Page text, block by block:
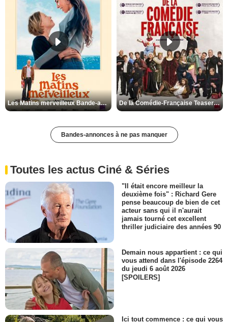
Les Matins merveilleux Bande-annonce VF De la Comédie-Française Teaser VF
Bandes-annonces à ne pas manquer
Toutes les actus Ciné & Séries
"Il était encore meilleur la
deuxième fois" : Richard Gere
pense beaucoup de bien de cet
acteur sans qui il n'aurait
jamais tourné cet excellent
thriller judiciaire des années 90
Demain nous appartient : ce qui
vous attend dans l'épisode 2264
du jeudi 6 août 2026
[SPOILERS]
Ici tout commence : ce qui vous